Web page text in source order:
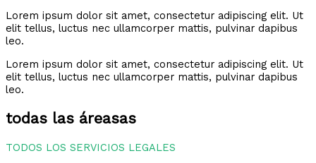
Lorem ipsum dolor sit amet, consectetur adipiscing elit. Ut
elit tellus, luctus nec ullamcorper mattis, pulvinar dapibus
leo.
Lorem ipsum dolor sit amet, consectetur adipiscing elit. Ut
elit tellus, luctus nec ullamcorper mattis, pulvinar dapibus
leo.
todas las áreasas
TODOS LOS SERVICIOS LEGALES